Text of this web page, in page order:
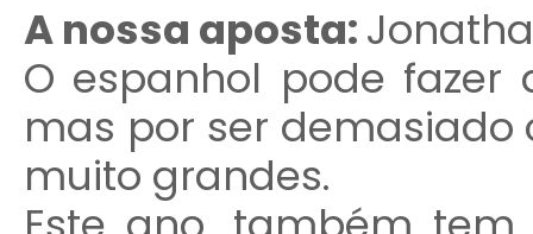
A nossa aposta:
O espanhol pode fazer
mas por ser demasiado
muito grandes.